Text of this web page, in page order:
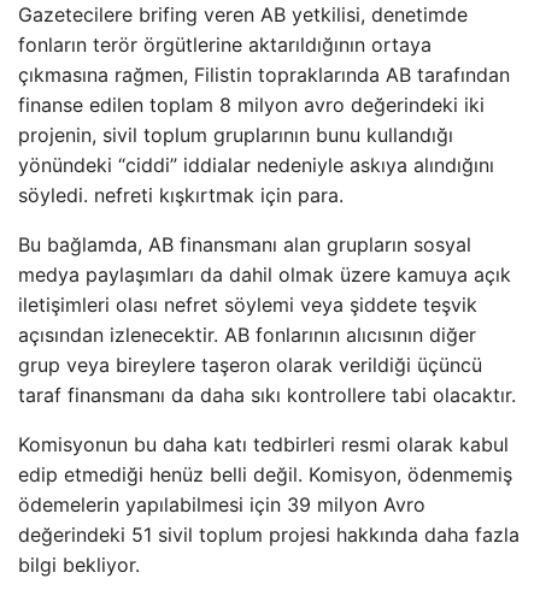
Gazetecilere brifing veren AB yetkilisi, denetimde
fonların terör örgütlerine aktarıldığının ortaya
çıkmasına rağmen, Filistin topraklarında AB tarafından
finanse edilen toplam 8 milyon avro değerindeki iki
projenin, sivil toplum gruplarının bunu kullandığı
yönündeki “ciddi” iddialar nedeniyle askıya alındığını
söyledi. nefreti kışkırtmak için para.
Bu bağlamda, AB finansmanı alan grupların sosyal
medya paylaşımları da dahil olmak üzere kamuya açık
iletişimleri olası nefret söylemi veya şiddete teşvik
açısından izlenecektir. AB fonlarının alıcısının diğer
grup veya bireylere taşeron olarak verildiği üçüncü
taraf finansmanı da daha sıkı kontrollere tabi olacaktır.
Komisyonun bu daha katı tedbirleri resmi olarak kabul
edip etmediği henüz belli değil. Komisyon, ödenmemiş
ödemelerin yapılabilmesi için 39 milyon Avro
değerindeki 51 sivil toplum projesi hakkında daha fazla
bilgi bekliyor.